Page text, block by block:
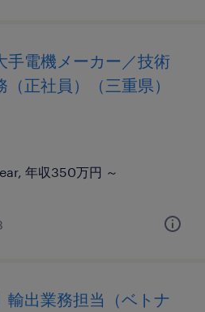
手電機メーカー／技術
正社員）（三重県）
年収350万円 ～
輸出業務担当（ベトナ